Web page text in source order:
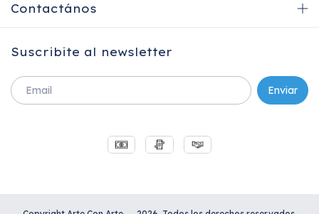
Contactános
Suscribite al newsletter